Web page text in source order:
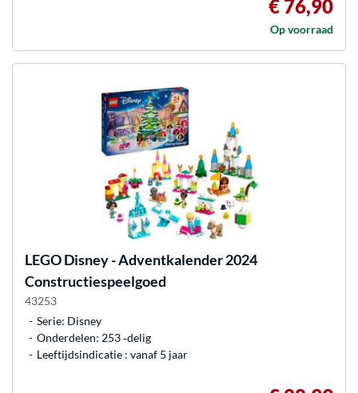
€ 76,90
Op voorraad
LEGODisney - Adventkalender 2024
Constructiespeelgoed
43253
Serie: Disney
Onderdelen: 253 ‐delig
Leeftijdsindicatie : vanaf 5 jaar